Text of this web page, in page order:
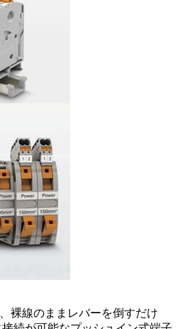
裸線のままレバーを倒すだけ